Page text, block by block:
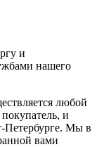
и
нашего
любой
и
Петербурге. Мы в
вами